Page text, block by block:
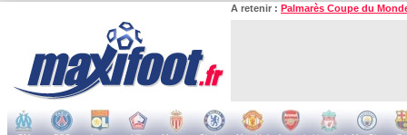
A retenir : Palmarès Coupe du